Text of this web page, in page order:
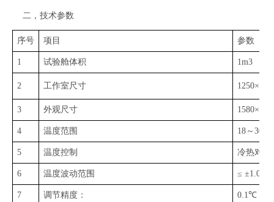
二，技术参数
序号 项目 参数
1 试验舱体积 1m3
2 工作室尺寸
3 外观尺寸
4 温度范围 18～ 30
5 温度控制 冷热对抗
6 温度波动范围 ≤ ±1.0
7 调节精度： 0.1℃